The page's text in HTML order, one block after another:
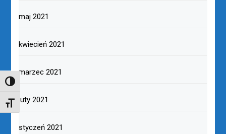
TOGGLE HIGH CONTRAST
TOGGLE FONT SIZE
maj 2021
kwiecień 2021
marzec 2021
luty 2021
styczeń 2021